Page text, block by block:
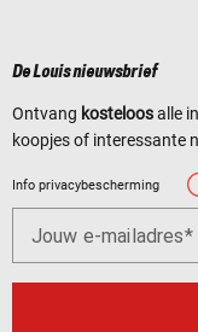
De Louis nieuwsbrief
Ontvang kosteloosalle
koopjes of interessante
Info privacybescherming
Jouw e-mailadres